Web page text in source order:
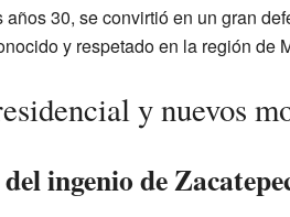
30, se convirtió en un gran
y respetado en la región de
y nuevos
ingenio de